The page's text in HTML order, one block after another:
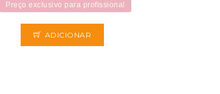
Preço exclusivo para profissional
ADICIONAR